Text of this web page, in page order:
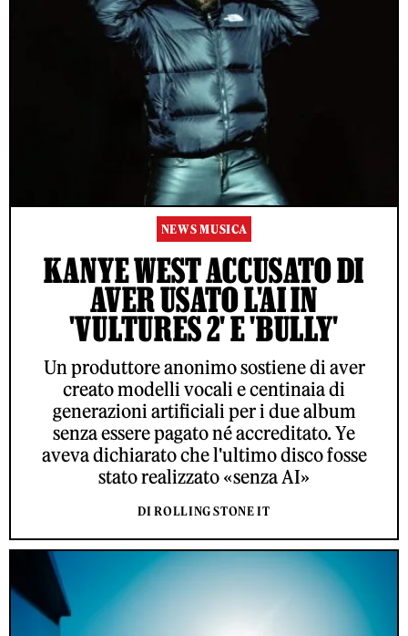
NEWS MUSICA
KANYE WEST ACCUSATO DI
AVER USATO L'AI IN
'VULTURES 2' E 'BULLY'
Un produttore anonimo sostiene di aver
creato modelli vocali e centinaia di
generazioni artificiali per i due album
senza essere pagato né accreditato. Ye
aveva dichiarato che l'ultimo disco fosse
stato realizzato «senza AI»
DI ROLLING STONE IT